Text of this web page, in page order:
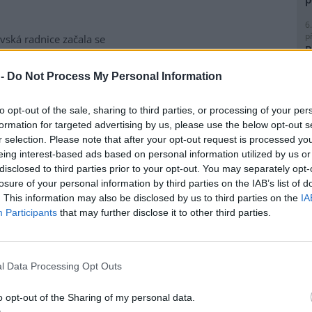
Do Not Process My Personal Information
opt-out of the sale, sharing to third parties, or processing of your
for targeted advertising by us, please use the below opt-out
selection. Please note that after your opt-out request is processed
interest-based ads based on personal information utilized by us
to third parties prior to your opt-out. You may separately
of your personal information by third parties on the IAB’s list of
This information may also be disclosed by us to third parties on the
Participants that may further disclose it to other third parties.
Data Processing Opt Outs
opt-out of the Sharing of my personal data.
radnice začala se
likvidací bolševníku
který patří k
invazním
ve Slezské Ostravě letos
kombinuje chemické i
Gabriela Pokorná.
výrobu nového
Škoda Auto zahájila ve
hlavním závodě v Mladé
sériovou výrobu nového
Jde o největší vůz v